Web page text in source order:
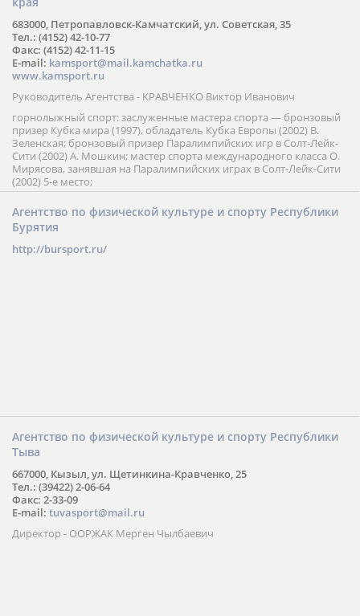
683000, Петропавловск-Камчатский, ул. Советская, 35
Тел.: (4152) 42-10-77
Факс: (4152) 42-11-15
E-mail: kamsport@mail.kamchatka.ru
www.kamsport.ru
Руководитель Агентства - КРАВЧЕНКО Виктор Иванович
горнолыжный спорт: заслуженные мастера спорта — бронзовый
призер Кубка мира (1997), обладатель Кубка Европы (2002) В.
Зеленская; бронзовый призер Паралимпийских игр в Солт-Лейк-
Сити (2002) А. Мошкин; мастер спорта международного класса О.
Мирясова, занявшая на Паралимпийских играх в Солт-Лейк-Сити
(2002) 5-е место;
Агентство по физической культуре и спорту Республики
Бурятия
http://bursport.ru/
Агентство по физической культуре и спорту Республики
Тыва
667000, Кызыл, ул. Щетинкина-Кравченко, 25
Тел.: (39422) 2-06-64
Факс: 2-33-09
E-mail: tuvasport@mail.ru
Директор - ООРЖАК Мерген Чылбаевич